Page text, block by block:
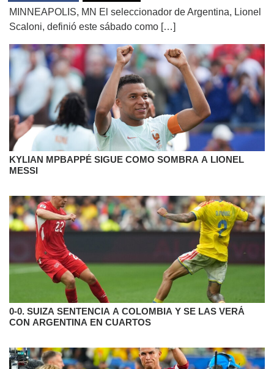
MINNEAPOLIS, MN El seleccionador de Argentina, Lionel
Scaloni, definió este sábado como […]
KYLIAN MPBAPPÉ SIGUE COMO SOMBRA A LIONEL
MESSI
0-0. SUIZA SENTENCIA A COLOMBIA Y SE LAS VERÁ
CON ARGENTINA EN CUARTOS